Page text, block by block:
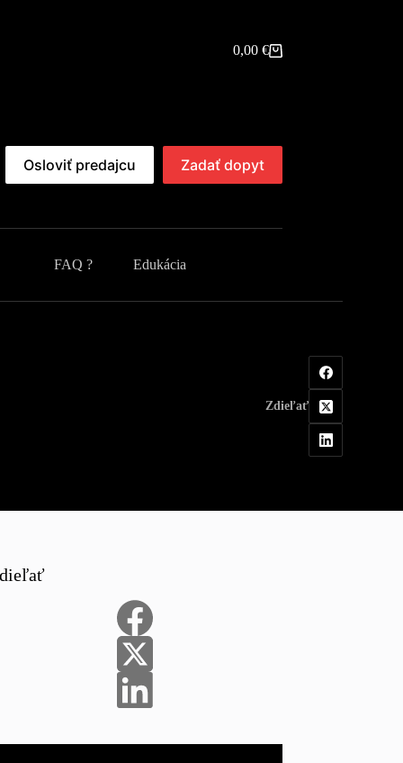
Shopping
0,00 €
Osloviť predajcu Zadať dopyt
FAQ ? Edukácia
Zdieľať